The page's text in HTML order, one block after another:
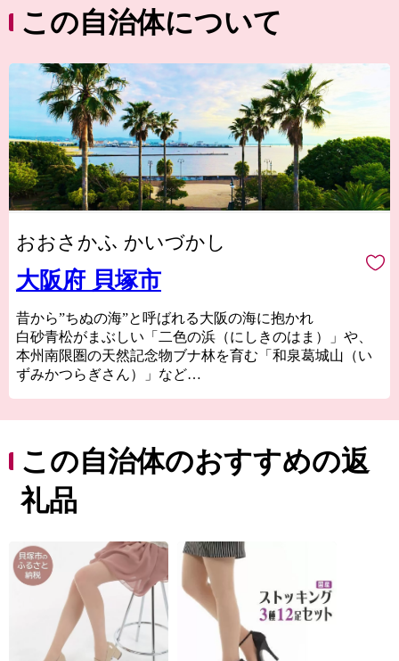
この自治体について
おおさかふ かいづかし
大阪府 貝塚市
昔から”ちぬの海”と呼ばれる大阪の海に抱かれ
白砂青松がまぶしい「二色の浜（にしきのはま）」や、
本州南限圏の天然記念物ブナ林を育む「和泉葛城山（い
ずみかつらぎさん）」など
国宝の観音堂を有する孝恩寺（こうおんじ）があり、
願泉寺（がんせんじ）を中心に形成された寺内町のまち
なみなど、
歴史の香りあふれるまち。
ニークな施設が加わり、
ますます人が集い、心豊かに英知を育て文化を発信する
まち。
こんな魅力と可能性に満ちたまちがわたしたちの貝塚市
この自治体のおすすめの返
礼品